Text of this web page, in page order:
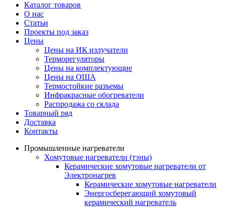
Каталог товаров
О нас
Статьи
Проекты под заказ
Цены
Цены на ИК излучатели
Терморегуляторы
Цены на комплектующие
Цены на ОША
Термостойкие разъемы
Инфракрасные обогреватели
Распродажа со склада
Товарный ряд
Доставка
Контакты
Промышленные нагреватели
Хомутовые нагреватели (тэны)
Керамические хомутовые нагреватели от
Электронагрев
Керамические хомутовые нагреватели
Энергосберегающий хомутовый
керамический нагреватель